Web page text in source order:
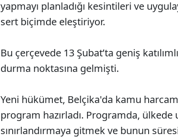
yapmayı planladığı kesintileri ve
sert biçimde eleştiriyor.
Bu çerçevede 13 Şubat’ta geniş
durma noktasına gelmişti.
Yeni hükümet, Belçika'da kamu
program hazırladı. Programda, ülkede
sınırlandırmaya gitmek ve bunun